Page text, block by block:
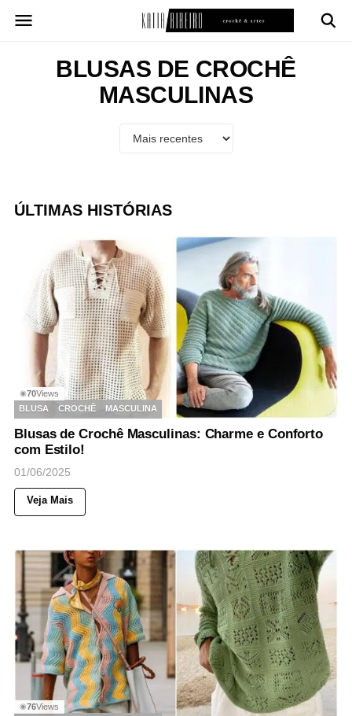
para
BLUSAS DE CROCHÊ
MASCULINAS
ÚLTIMAS HISTÓRIAS
◉70Views
BLUSA
CROCHÊ MASCULINA
Blusas de Crochê Masculinas: Charme e Conforto
com Estilo!
01/06/2025
Veja Mais
◉76Views